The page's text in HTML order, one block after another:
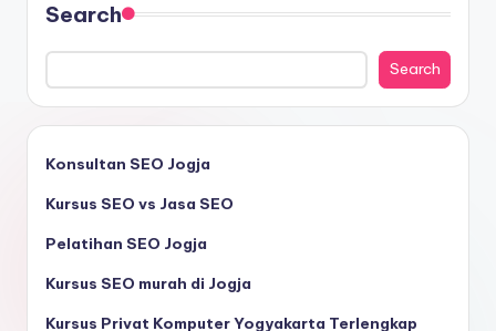
Search
Search
Konsultan SEO Jogja
Kursus SEO vs Jasa SEO
Pelatihan SEO Jogja
Kursus SEO murah di Jogja
Kursus Privat Komputer Yogyakarta Terlengkap